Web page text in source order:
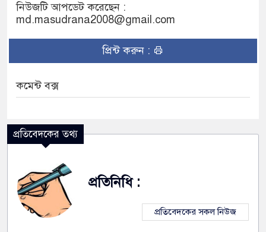
নিউজটি আপডেট করেছেন :
md.masudrana2008@gmail.com
প্রিন্ট করুন :
কমেন্ট বক্স
প্রতিবেদকের তথ্য
প্রতিনিধি :
প্রতিবেদকের সকল নিউজ